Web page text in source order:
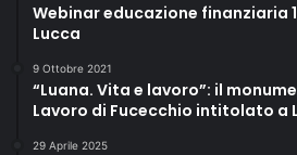
Webinar educazione finanziaria
Lucca
9 Ottobre 2021
“Luana. Vita e lavoro”: il
Lavoro di Fucecchio intitolato a
29 Aprile 2025